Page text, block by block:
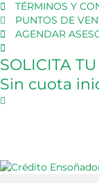
TÉRMINOS Y
PUNTOS DE
AGENDAR
SOLICITA
Sin cuota